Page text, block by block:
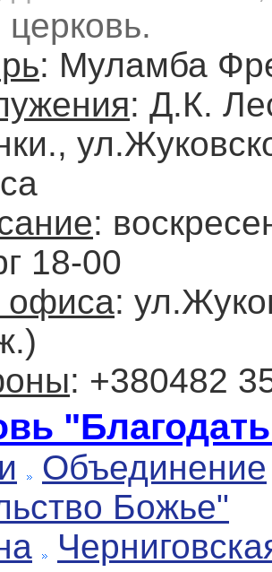
: Муламба
: Д.К.
:
18-00
офиса:
: +380482
Объединение
Божье"